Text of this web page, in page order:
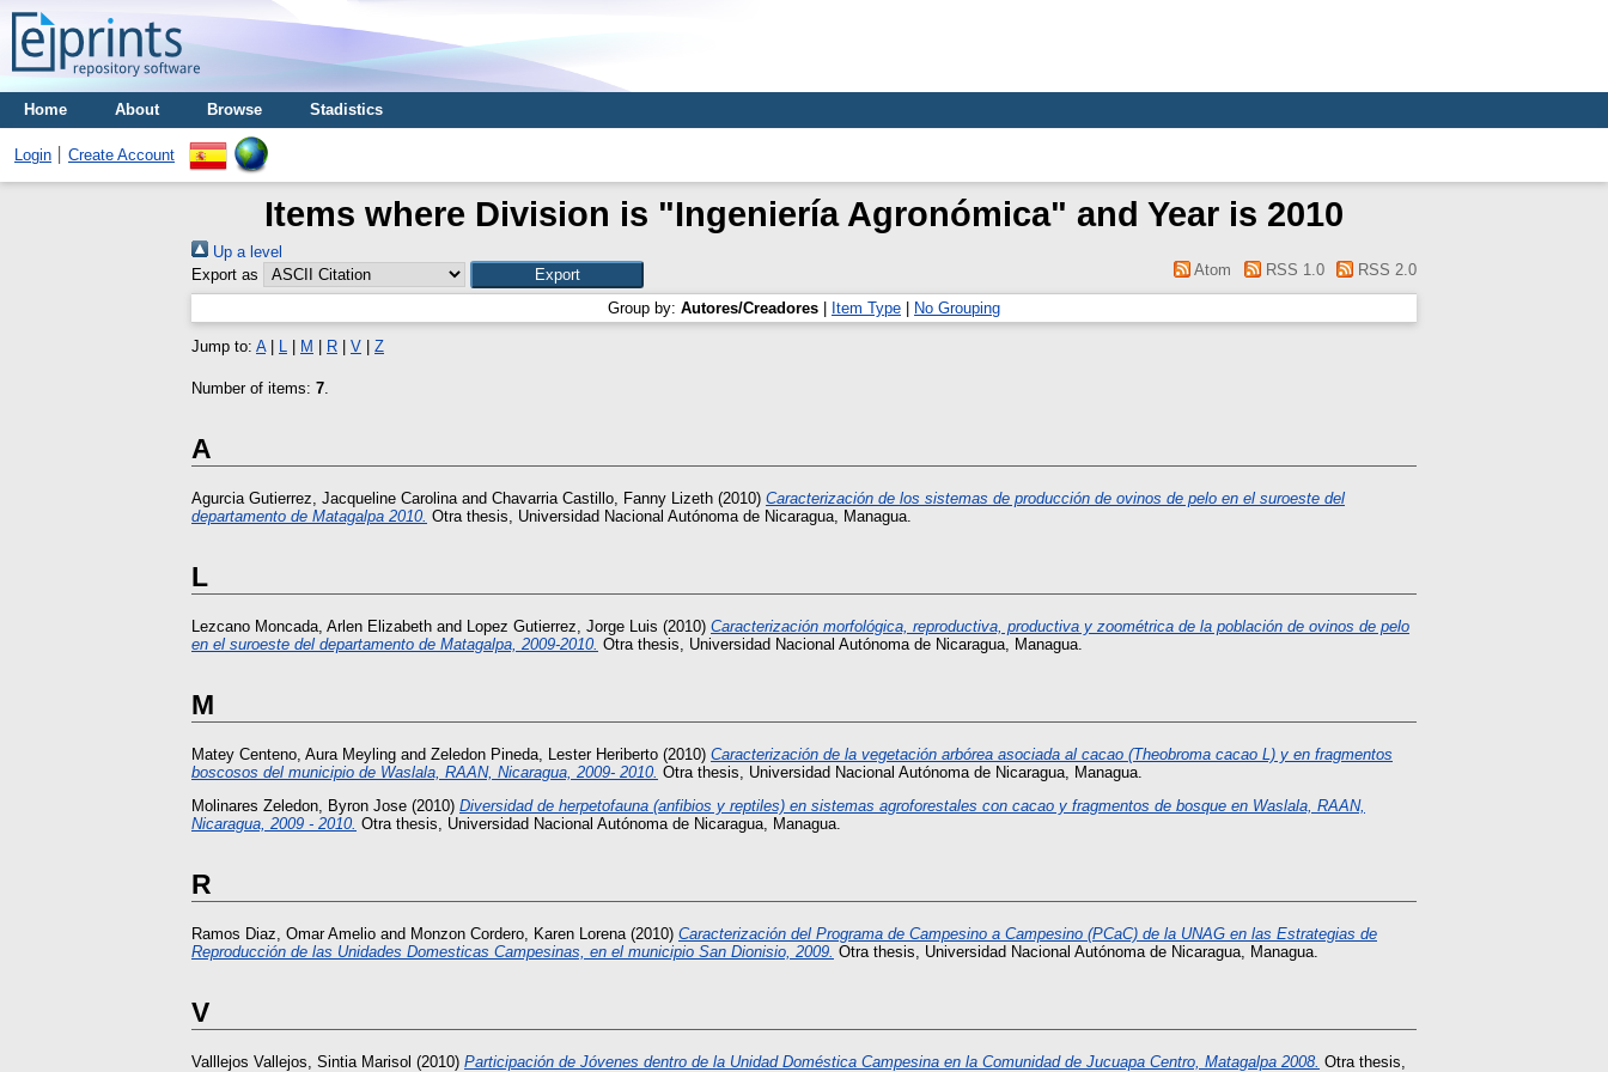
Home About Browse Stadistics
Login Create Account
Items where Division is "Ingeniería Agronómica" and Year is 2010
Up a level
Export as
Atom RSS 1.0 RSS 2.0
Group by: Autores/Creadores Item Type No Grouping
Jump to: A| L M R V Z
Number of items: 7.
A
Agurcia Gutierrez, Jacqueline Carolinaand Chavarria Castillo, Fanny Lizeth (2010) Caracterización de los sistemas de producción de ovinos de pelo en el suroeste del
departamento de Matagalpa 2010. Otra thesis, Universidad Nacional Autónoma de Nicaragua, Managua.
L
Lezcano Moncada, Arlen Elizabeth and Lopez Gutierrez, Jorge Luis (2010) Caracterización morfológica, reproductiva, productiva y zoométrica de la población de ovinos de pelo
en el suroeste del departamento de Matagalpa, 2009-2010. Otra thesis, Universidad Nacional Autónoma de Nicaragua, Managua.
M
Matey Centeno, Aura Meyling and Zeledon Pineda, Lester Heriberto (2010) Caracterización de la vegetación arbórea asociada al cacao (Theobroma cacao L) y en fragmentos
boscosos del municipio de Waslala, RAAN, Nicaragua, 2009- 2010. Otra thesis, Universidad Nacional Autónoma de Nicaragua, Managua.
Molinares Zeledon, Byron Jose (2010) Diversidad de herpetofauna (anfibios y reptiles) en sistemas agroforestales con cacao y fragmentos de bosque en Waslala, RAAN,
Nicaragua, 2009 - 2010. Otra thesis, Universidad Nacional Autónoma de Nicaragua, Managua.
R
Ramos Diaz, Omar Amelio and Monzon Cordero, Karen Lorena(2010) Caracterización del Programa de Campesino a Campesino (PCaC) de la UNAG en las Estrategias de
Reproducción de las Unidades Domesticas Campesinas, en el municipio San Dionisio, 2009. Otra thesis, Universidad Nacional Autónoma de Nicaragua, Managua.
V
Valllejos Vallejos, Sintia Marisol (2010) Participación de Jóvenes dentro de la Unidad Doméstica Campesina en la Comunidad de Jucuapa Centro, Matagalpa 2008. Otra thesis,